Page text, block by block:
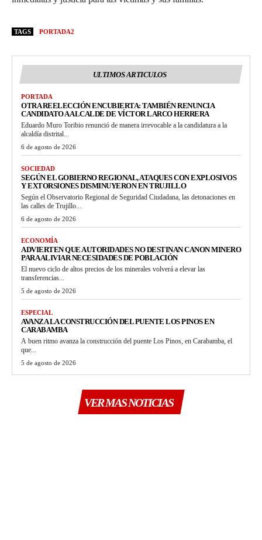
TAGS PORTADA2
ULTIMOS ARTICULOS
PORTADA
OTRA REELECCIÓN ENCUBIERTA: TAMBIÉN RENUNCIA
CANDIDATO A ALCALDE DE VÍCTOR LARCO HERRERA
Eduardo Muro Toribio renunció de manera irrevocable a la candidatura a la
alcaldía distrital...
6 de agosto de 2026
SOCIEDAD
SEGÚN EL GOBIERNO REGIONAL, ATAQUES CON EXPLOSIVOS
Y EXTORSIONES DISMINUYERON EN TRUJILLO
Según el Observatorio Regional de Seguridad Ciudadana, las detonaciones en
las calles de Trujillo...
6 de agosto de 2026
ECONOMÍA
ADVIERTEN QUE AUTORIDADES NO DESTINAN CANON MINERO
PARA ALIVIAR NECESIDADES DE POBLACIÓN
El nuevo ciclo de altos precios de los minerales volverá a elevar las
transferencias...
5 de agosto de 2026
ESPECIAL
AVANZA LA CONSTRUCCIÓN DEL PUENTE LOS PINOS EN
CARABAMBA
A buen ritmo avanza la construcción del puente Los Pinos, en Carabamba, el
que...
5 de agosto de 2026
VER MAS NOTICIAS